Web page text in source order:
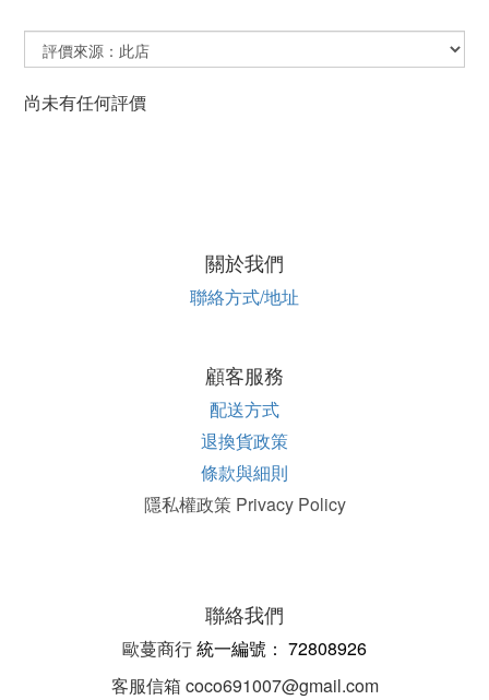
尚未有任何評價
關於我們
聯絡方式/地址
顧客服務
配送方式
退換貨政策
條款與細則
隱私權政策 Privacy Policy
聯絡我們
歐蔓商行統一編號： 72808926
客服信箱 coco691007@gmail.com